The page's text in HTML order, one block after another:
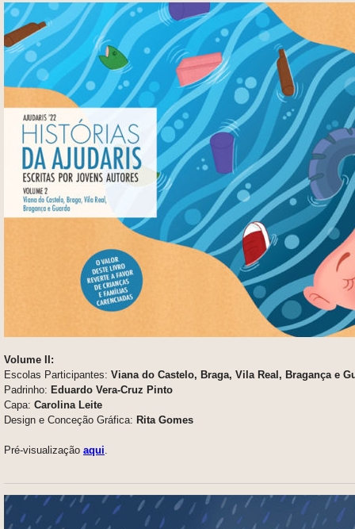
Volume II:
Escolas Participantes: Viana do Castelo, Braga, Vila Real, Bragança e
Padrinho: Eduardo Vera-Cruz Pinto
Capa: Carolina Leite
Design e Conceção Gráfica: Rita Gomes
Pré-visualização aqui